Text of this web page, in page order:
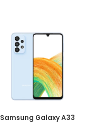
Samsung Galaxy A33